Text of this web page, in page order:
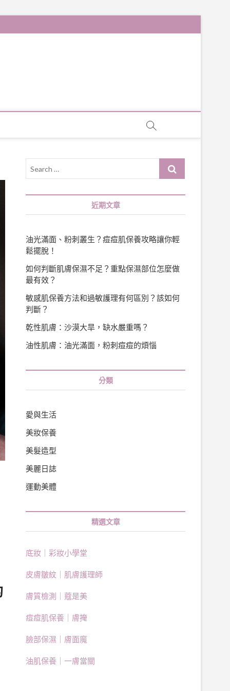
Search
近期文章
油光滿面、粉刺叢生？痘痘肌保養攻略讓你輕
鬆擺脫！
如何判斷肌膚保濕不足？重點保濕部位怎麼做
最有效？
敏感肌保養方法和過敏護理有何區別？該如何
判斷？
乾性肌膚：沙漠大旱，缺水嚴重嗎？
油性肌膚：油光滿面，粉刺痘痘的煩惱
分類
愛與生活
美妝保養
美髮造型
美麗日誌
運動美體
精選文章
底妝｜彩妝小學堂
皮膚皺紋｜肌膚護理師
膚質檢測｜蔻是美
痘痘肌保養｜膚掩
臉部保濕｜膚面魔
油肌保養｜一膚當關